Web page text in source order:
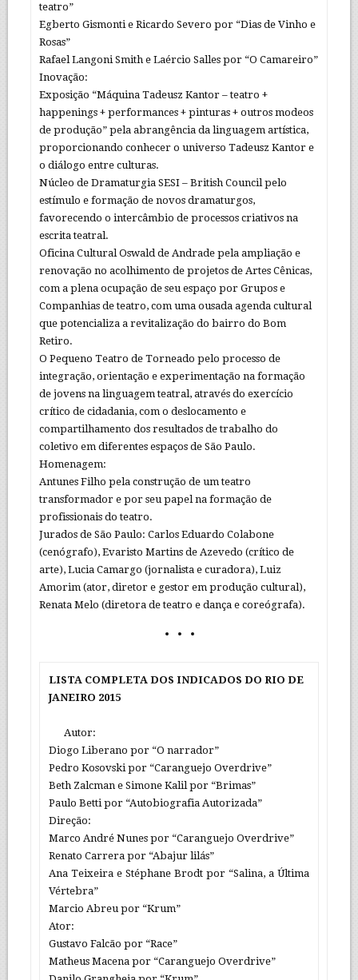
teatro”
Egberto Gismonti e Ricardo Severo por “Dias de Vinho e
Rosas”
Rafael Langoni Smith e Laércio Salles por “O Camareiro”
Inovação:
Exposição “Máquina Tadeusz Kantor – teatro +
happenings + performances + pinturas + outros modeos
de produção” pela abrangência da linguagem artística,
proporcionando conhecer o universo Tadeusz Kantor e
o diálogo entre culturas.
Núcleo de Dramaturgia SESI – British Council pelo
estímulo e formação de novos dramaturgos,
favorecendo o intercâmbio de processos criativos na
escrita teatral.
Oficina Cultural Oswald de Andrade pela ampliação e
renovação no acolhimento de projetos de Artes Cênicas,
com a plena ocupação de seu espaço por Grupos e
Companhias de teatro, com uma ousada agenda cultural
que potencializa a revitalização do bairro do Bom
Retiro.
O Pequeno Teatro de Torneado pelo processo de
integração, orientação e experimentação na formação
de jovens na linguagem teatral, através do exercício
crítico de cidadania, com o deslocamento e
compartilhamento dos resultados de trabalho do
coletivo em diferentes espaços de São Paulo.
Homenagem:
Antunes Filho pela construção de um teatro
transformador e por seu papel na formação de
profissionais do teatro.
Jurados de São Paulo: Carlos Eduardo Colabone
(cenógrafo), Evaristo Martins de Azevedo (crítico de
arte), Lucia Camargo (jornalista e curadora), Luiz
Amorim (ator, diretor e gestor em produção cultural),
Renata Melo (diretora de teatro e dança e coreógrafa).
LISTA COMPLETA DOS INDICADOS DO RIO DE
JANEIRO 2015
Autor:
Diogo Liberano por “O narrador”
Pedro Kosovski por “Caranguejo Overdrive”
Beth Zalcman e Simone Kalil por “Brimas”
Paulo Betti por “Autobiografia Autorizada”
Direção:
Marco André Nunes por “Caranguejo Overdrive”
Renato Carrera por “Abajur lilás”
Ana Teixeira e Stéphane Brodt por “Salina, a Última
Vértebra”
Marcio Abreu por “Krum”
Ator:
Gustavo Falcão por “Race”
Matheus Macena por “Caranguejo Overdrive”